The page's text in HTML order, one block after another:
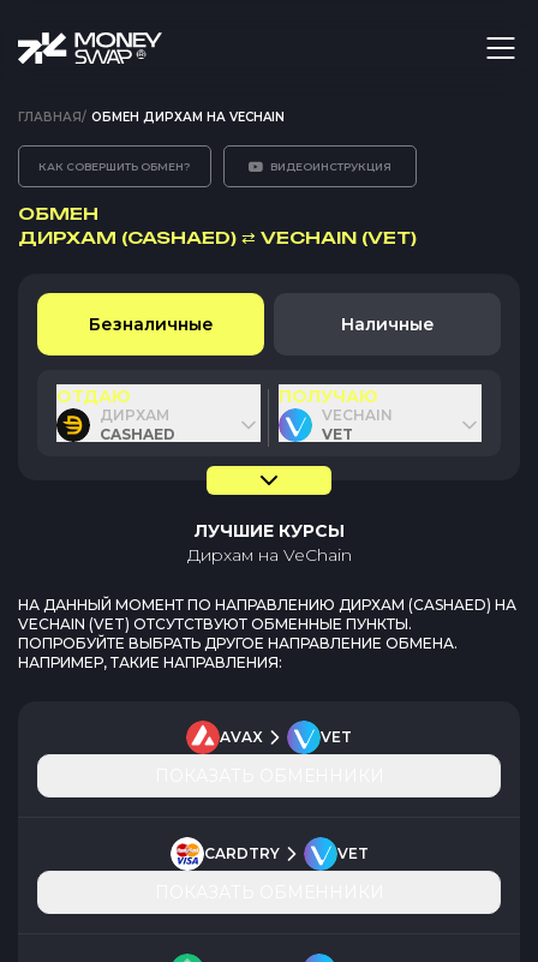
ГЛАВНАЯ/ ОБМЕН ДИРХАМ НА VECHAIN
КАК СОВЕРШИТЬ ОБМЕН? ВИДЕОИНСТРУКЦИЯ
ОБМЕН
ДИРХАМ (CASHAED) ⇄ VECHAIN (VET)
Безналичные Наличные
ОТДАЮ
ДИРХАМ
CASHAED
ПОЛУЧАЮ
VECHAIN
VET
ЛУЧШИЕ КУРСЫ
Дирхам на VeChain
НА ДАННЫЙ МОМЕНТ ПО НАПРАВЛЕНИЮ ДИРХАМ (CASHAED) НА
VECHAIN (VET) ОТСУТСТВУЮТ ОБМЕННЫЕ ПУНКТЫ.
ПОПРОБУЙТЕ ВЫБРАТЬ ДРУГОЕ НАПРАВЛЕНИЕ ОБМЕНА.
НАПРИМЕР, ТАКИЕ НАПРАВЛЕНИЯ:
AVAX VET
CARDTRY VET